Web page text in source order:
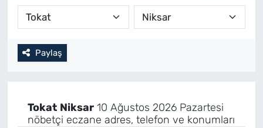
Paylaş
Tokat Niksar10 Ağustos 2026 Pazartesi
nöbetçi eczane adres, telefon ve konumları